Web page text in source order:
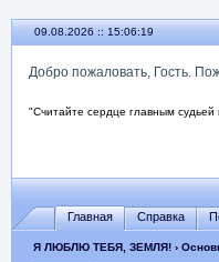
09.08.2026 :: 15:06:19
Добро пожаловать, Гость.
"Считайте сердце главным
Главная Справка
Я ЛЮБЛЮ ТЕБЯ, ЗЕМЛЯ!›